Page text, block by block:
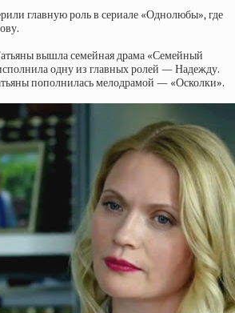
главную роль в сериале «Однолюбы», где
вышла семейная драма «Семейный
одну из главных ролей — Надежду.
пополнилась мелодрамой — «Осколки».